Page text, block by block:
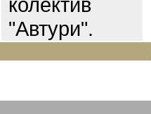
"Автури".